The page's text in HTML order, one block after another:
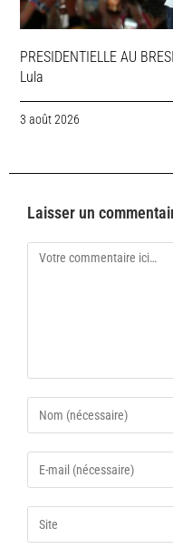
PRESIDENTIELLE AU
Lula
3 août 2026
Laisser un